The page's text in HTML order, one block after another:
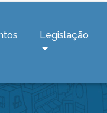
Legislação